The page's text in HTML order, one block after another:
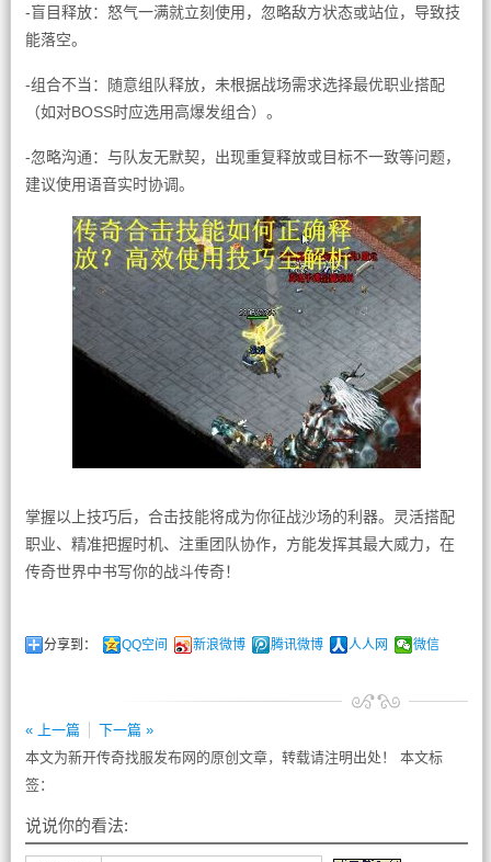
-盲目释放：怒气一满就立刻使用，忽略敌方状态或站位，导致技
能落空。
-组合不当：随意组队释放，未根据战场需求选择最优职业搭配
（如对BOSS时应选用高爆发组合）。
-忽略沟通：与队友无默契，出现重复释放或目标不一致等问题，
建议使用语音实时协调。
掌握以上技巧后，合击技能将成为你征战沙场的利器。灵活搭配
职业、精准把握时机、注重团队协作，方能发挥其最大威力，在
传奇世界中书写你的战斗传奇！
分享到： QQ空间 新浪微博 腾讯微博 人人网 微信
« 上一篇
下一篇 »
本文为新开传奇找服发布网的原创文章，转载请注明出处！ 本文标
签：
说说你的看法: